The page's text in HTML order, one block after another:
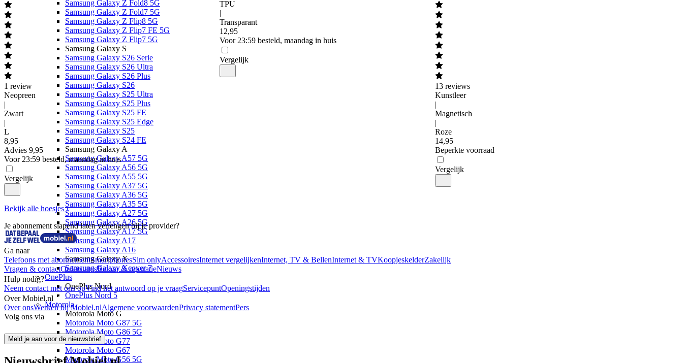
Samsung Galaxy Z Fold8 5G
Samsung Galaxy Z Fold7 5G
Samsung Galaxy Z Flip8 5G
Samsung Galaxy Z Flip7 FE 5G
Samsung Galaxy Z Flip7 5G
Samsung Galaxy S
Samsung Galaxy S26 Serie
Samsung Galaxy S26 Ultra
Samsung Galaxy S26 Plus
Samsung Galaxy S26
Samsung Galaxy S25 Ultra
Samsung Galaxy S25 Plus
Samsung Galaxy S25 FE
Samsung Galaxy S25 Edge
Samsung Galaxy S25
Samsung Galaxy S24 FE
Samsung Galaxy A
Samsung Galaxy A57 5G
Samsung Galaxy A56 5G
Samsung Galaxy A55 5G
Samsung Galaxy A37 5G
Samsung Galaxy A36 5G
Samsung Galaxy A35 5G
Samsung Galaxy A27 5G
Samsung Galaxy A26 5G
Samsung Galaxy A17 5G
Samsung Galaxy A17
Samsung Galaxy A16
Samsung Galaxy X
Samsung Galaxy Xcover 7
OnePlus
OnePlus Nord
OnePlus Nord 5
Motorola
Motorola Moto G
Motorola Moto G87 5G
Motorola Moto G86 5G
Motorola Moto G77
Motorola Moto G67
Motorola Moto G56 5G
1 review
Neopreen
|
Zwart
|
L
8,95
Advies 9,95
Voor 23:59 besteld, maandag in huis
Vergelijk
TPU
|
Transparant
12,95
Voor 23:59 besteld, maandag in huis
Vergelijk
13 reviews
Kunstleer
|
Magnetisch
|
Roze
14,95
Beperkte voorraad
Vergelijk
Bekijk alle hoesjes ›
Je abonnement slapend laten verlengen bij je provider?
Ga naar
Telefoons met abonnementSmartphonesSim onlyAccessoiresInternet vergelijkenInternet, TV & BellenInternet & TVKoopjeskelderZakelijk
Vragen & contactOrderstatusRetour & reparatieNieuws
Hulp nodig?
Neem contact met ons opVind het antwoord op je vraagServicepuntOpeningstijden
Over Mobiel.nl
Over onsWerken bij Mobiel.nlAlgemene voorwaardenPrivacy statementPers
Volg ons via
Meld je aan voor de nieuwsbrief